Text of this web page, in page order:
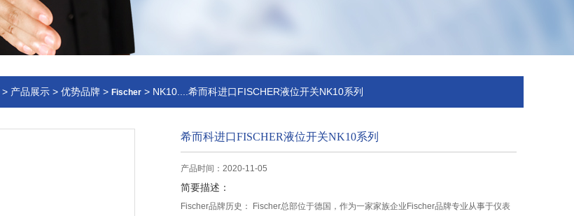
> 产品展示 > 优势品牌 > Fischer > NK10....希而科进口FISCHER液位开关NK10系列
希而科进口FISCHER液位开关NK10系列
产品时间：2020-11-05
简要描述：
Fischer品牌历史： Fischer总部位于德国，作为一家家族企业Fischer品牌专业从事于仪表